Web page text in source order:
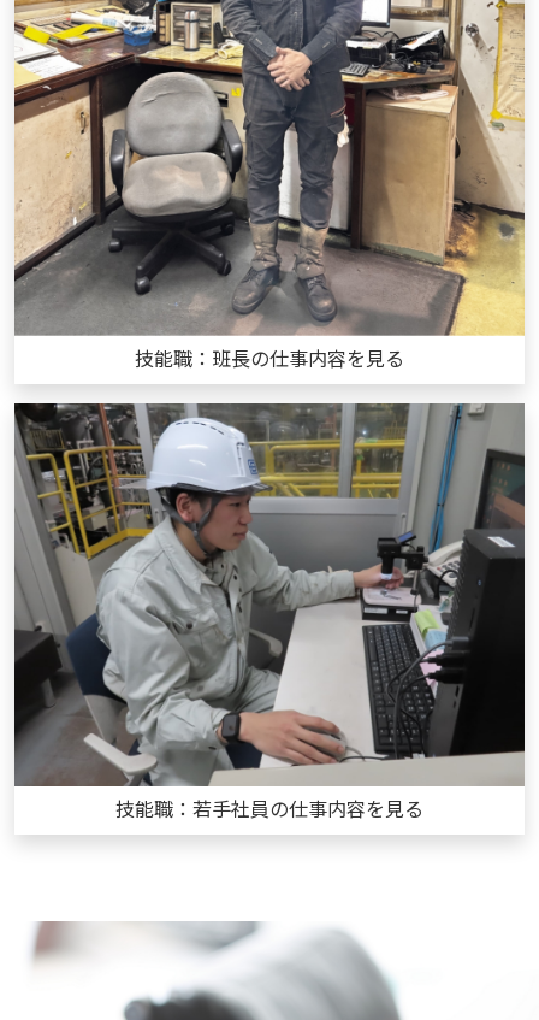
技能職：班長の仕事内容を見る
技能職：若手社員の仕事内容を見る